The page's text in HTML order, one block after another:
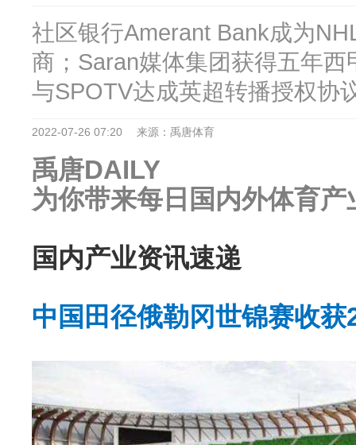
社区银行Amerant Bank成为
商；Saran媒体集团获得五年
与SPOTV达成英超转播授权协
2022-07-26 07:20 来源：禹唐体育
禹唐DAILY
为你带来每日国内外体育产
国内产业资讯速递
中国田径俄勒冈世锦赛收获